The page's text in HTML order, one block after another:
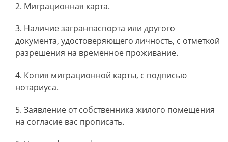
Миграционная карта.
Наличие загранпаспорта или другого
документа, удостоверяющего личность, с отметкой
разрешения на временное проживание.
Копия миграционной карты, с подписью
нотариуса.
Заявление от собственника жилого помещения
на согласие вас прописать.